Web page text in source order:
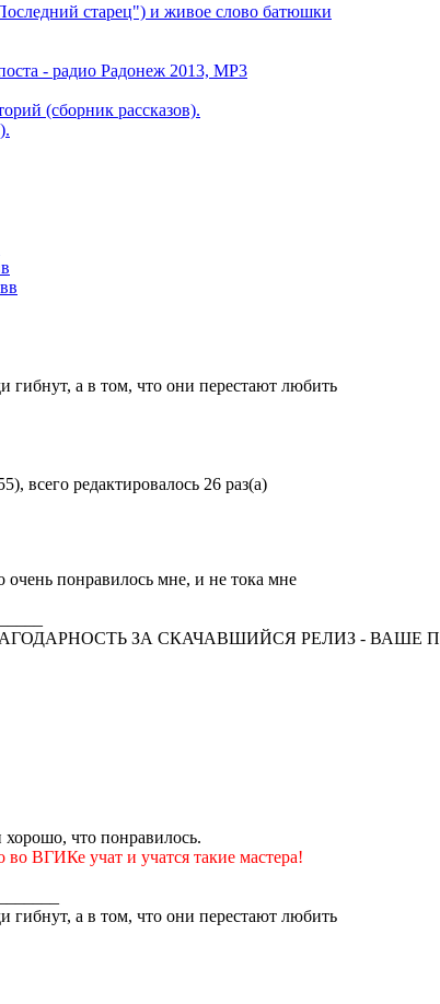
старец") и живое слово батюшки
- радио Радонеж 2013, MP3
(сборник рассказов).
гибнут, а в том, что они перестают любить
всего редактировалось 26 раз(а)
очень понравилось мне, и не тока мне
ЗА СКАЧАВШИЙСЯ РЕЛИЗ - ВАШЕ
хорошо, что понравилось.
во ВГИКе учат и учатся такие мастера!
гибнут, а в том, что они перестают любить